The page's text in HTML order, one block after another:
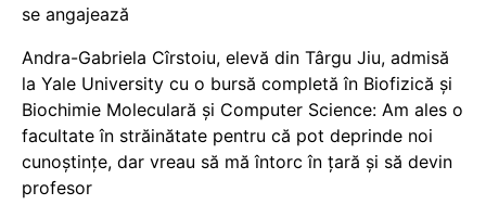
se angajează
Andra-Gabriela Cîrstoiu, elevă din Târgu Jiu, admisă
la Yale University cu o bursă completă în Biofizică și
Biochimie Moleculară și Computer Science: Am ales o
facultate în străinătate pentru că pot deprinde noi
cunoștințe, dar vreau să mă întorc în țară și să devin
profesor